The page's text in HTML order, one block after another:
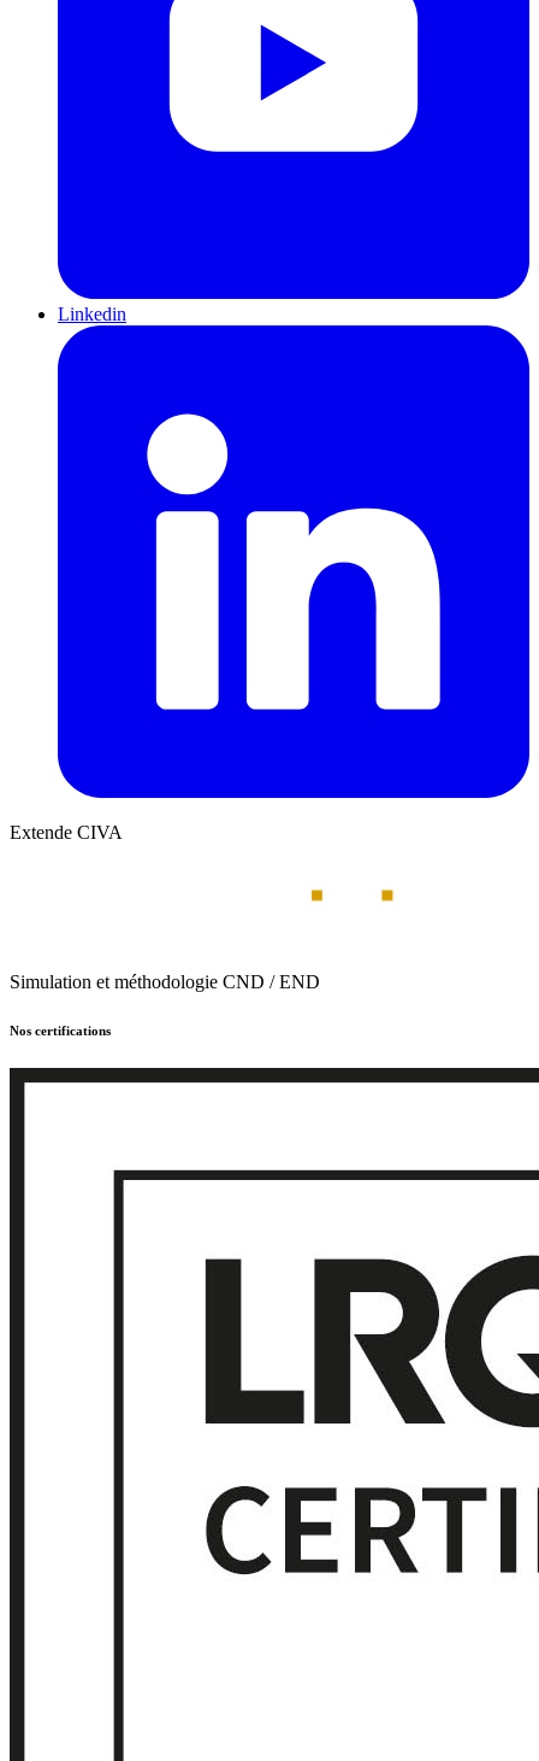
Linkedin
Extende CIVA
Simulation et méthodologie CND / END
Nos certifications